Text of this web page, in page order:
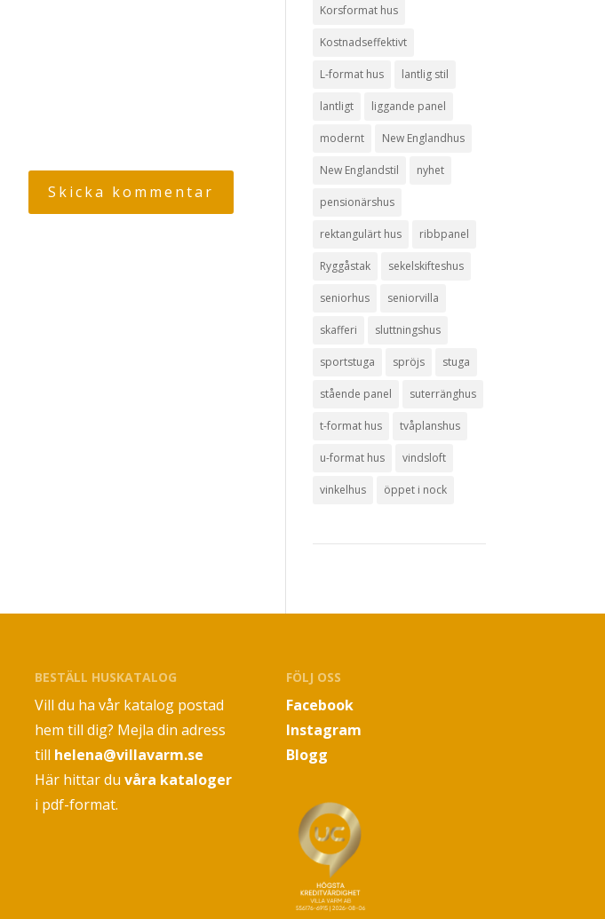
Korsformat hus
Kostnadseffektivt
L-format hus lantlig stil
lantligt liggande panel
modernt New Englandhus
New Englandstil nyhet
pensionärshus
rektangulärt hus ribbpanel
Ryggåstak sekelskifteshus
seniorhus seniorvilla
skafferi sluttningshus
sportstuga spröjs stuga
stående panel suterränghus
t-format hus tvåplanshus
u-format hus vindsloft
vinkelhus öppet i nock
BESTÄLL HUSKATALOG
Vill du ha vår katalog postad
hem till dig? Mejla din adress
till helena@villavarm.se
Här hittar du våra kataloger
i pdf-format.
FÖLJ OSS
Facebook
Instagram
Blogg